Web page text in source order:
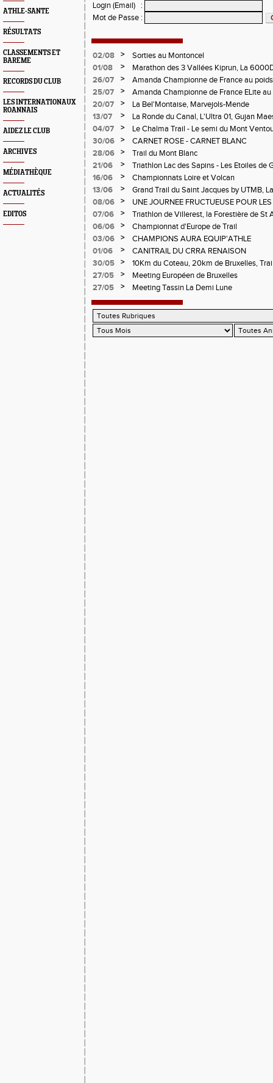
ATHLE-SANTE
RÉSULTATS
CLASSEMENTS ET
BAREME
RECORDS DU CLUB
LES INTERNATIONAUX
ROANNAIS
AIDEZ LE CLUB
ARCHIVES
MÉDIATHÈQUE
ACTUALITÉS
EDITOS
Login (Email)
:
Mot de Passe :
02/08 >
Sorties au Montoncel
01/08
>
Marathon des 3 Vallées Kiprun, La
Verticale d'Orcières, St Augustin
26/07 >
Amanda Championne de France au poids
25/07
>
Amanda Championne de France ELite
20/07
>
La Bel'Montaise, Marvejols-Mende
13/07
>
La Ronde du Canal, L'Ultra 01, Gujan
04/07
>
Le Chalma Trail - Le semi du Mont
Cublize - Les Passerelles de Monteynard
Pralognon La Vanoise
30/06 >
CARNET ROSE - CARNET BLANC
28/06
>
Trail du Mont Blanc
21/06
>
Triathlon Lac des Sapins - Les Etoiles de
16/06
>
Championnats Loire et Volcan
13/06
>
Grand Trail du Saint Jacques by UTMB,
d'Andrézieux-Bouthéon
08/06 >
UNE JOURNEE FRUCTUEUSE POUR
CHAMPIONNATS DE LA LOIRE A
07/06 >
Triathlon de Villerest, la Forestière de St
Circuit de la Sure, Tour du Pays Roannais
06/06 >
Championnat d'Europe de Trail
03/06
>
CHAMPIONS AURA EQUIP'ATHLE
01/06
>
CANITRAIL DU CRRA RENAISON
30/05
>
10Km du Coteau, 20km de Bruxelles,
Pilatrail
27/05 >
Meeting Européen de Bruxelles
27/05
> Meeting Tassin La Demi Lune